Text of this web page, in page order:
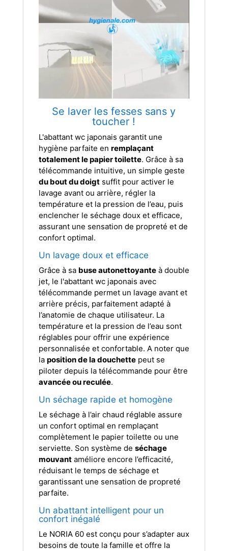
Se laver les fesses sans y
toucher !
L'abattant wc japonais garantit une
hygiène parfaite en remplaçant
totalement le papier toilette. Grâce à sa
télécommande intuitive, un simple geste
du bout du doigtsuffit pour activer le
lavage avant ou arrière, régler la
température et la pression de l’eau, puis
enclencher le séchage doux et efficace,
assurant une sensation de propreté et de
confort optimal.
Un lavage doux et efficace
Grâce à sa buse autonettoyanteà double
jet, le l'abattant wc japonais avec
télécommande permet un lavage avant et
arrière précis, parfaitement adapté à
l’anatomie de chaque utilisateur. La
température et la pression de l’eau sont
réglables pour offrir une expérience
personnalisée et confortable. A noter que
la position de la douchettepeut se
piloter depuis la télécommande pour être
avancée ou reculée.
Un séchage rapide et homogène
Le séchage à l’air chaud réglable assure
un confort optimal en remplaçant
complètement le papier toilette ou une
serviette. Son système de séchage
mouvantaméliore encore l’efficacité,
réduisant le temps de séchage et
garantissant une sensation de propreté
parfaite.
Un abattant intelligent pour un
confort inégalé
Le NORIA 60 est conçu pour s’adapter aux
besoins de toute la famille et offre la